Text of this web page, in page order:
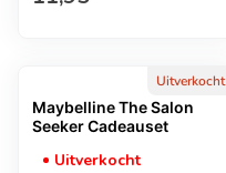
Uitverkocht
Maybelline The Salon
Seeker Cadeauset
Uitverkocht